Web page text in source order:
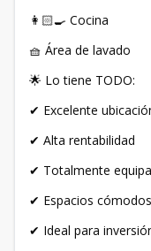
👩🏻‍🍳 Cocina
🧺 Área de lavado
🌟 Lo tiene TODO:
✔ Excelente
✔ Alta rentabilidad
✔ Totalmente
✔ Espacios
✔ Ideal para